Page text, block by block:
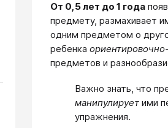
От 0,5 лет до 1 года
предмету, размахивает
одним предметом о
ребенка
предметов и
Важно знать, что
манипулирует ими
упражнения.